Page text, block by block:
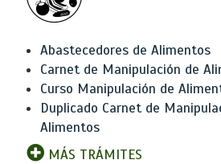
Abastecedores de Alimentos
Carnet de Manipulación de
Curso Manipulación de
Duplicado Carnet de
Alimentos
MÁS TRÁMITES